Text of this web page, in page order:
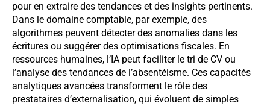
pour en extraire des tendances et des insights pertinents.
Dans le domaine comptable, par exemple, des
algorithmes peuvent détecter des anomalies dans les
écritures ou suggérer des optimisations fiscales. En
ressources humaines, l’IA peut faciliter le tri de CV ou
l’analyse des tendances de l’absentéisme. Ces capacités
analytiques avancées transforment le rôle des
prestataires d’externalisation, qui évoluent de simples